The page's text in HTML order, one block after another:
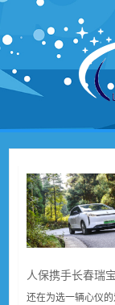
还在为选一辆心仪